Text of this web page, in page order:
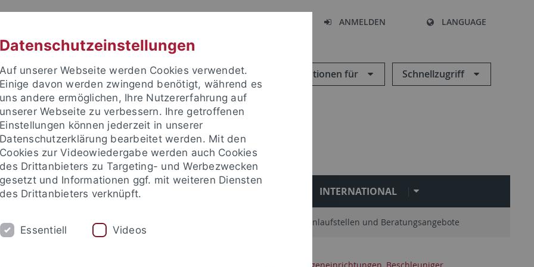
ANMELDEN LANGUAGE
Informationen für Schnellzugriff
FORSCHUNG INTERNATIONAL
Universitätsbibliothek Zentrale Anlaufstellen und Beratungsangebote
Röntgeneinrichtungen, Beschleuniger
Datenschutzeinstellungen
Auf unserer Webseite werden Cookies verwendet.
Einige davon werden zwingend benötigt, während es
uns andere ermöglichen, Ihre Nutzererfahrung auf
unserer Webseite zu verbessern. Ihre getroffenen
Einstellungen können jederzeit in unserer
Datenschutzerklärung bearbeitet werden. Mit den
Cookies zur Videowiedergabe werden auch Cookies
des Drittanbieters zu Targeting- und Werbezwecken
gesetzt und Informationen ggf. mit weiteren Diensten
des Drittanbieters verknüpft.
Essentiell Videos